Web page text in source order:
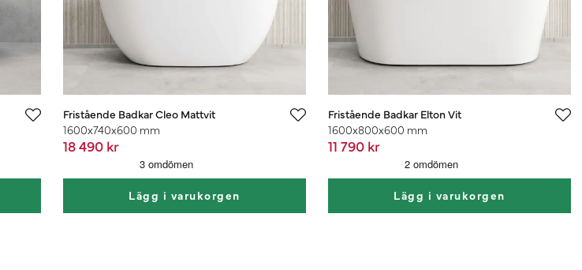
Fristående Badkar Cleo Mattvit
1600x740x600 mm
18 490 kr
Lägg i varukorgen
Fristående Badkar Elton Vit
1600x800x600 mm
11 790 kr
Lägg i varukorgen